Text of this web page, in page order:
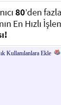
Kullanılanlara Ekle